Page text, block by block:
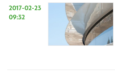
2017-02-23
09:32